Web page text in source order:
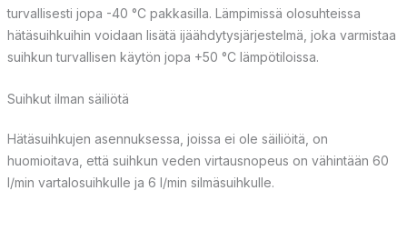
turvallisesti jopa -40 °C pakkasilla. Lämpimissä olosuhteissa
hätäsuihkuihin voidaan lisätä ijäähdytysjärjestelmä , joka varmistaa
suihkun turvallisen käytön jopa +50 °C lämpötiloissa.
Suihkut ilman säiliötä
Hätäsuihkujen asennuksessa, joissa ei ole säiliöitä , on
huomioitava, että suihkun veden virtausnopeus on vähintään 60
l/min vartalosuihkulle ja 6 l/min silmäsuihkulle.